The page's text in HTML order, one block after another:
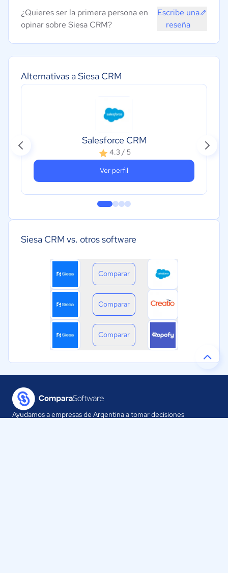
Alternativas a Siesa CRM
Salesforce CRM
4.3 / 5
Ver perfil
Siesa CRM vs. otros software
Comparar
Comparar
Comparar
¿Quieres ser la primera persona en
opinar sobre Siesa CRM?
Escribe una
reseña
Ayudamos a empresas de Argentina a tomar decisiones